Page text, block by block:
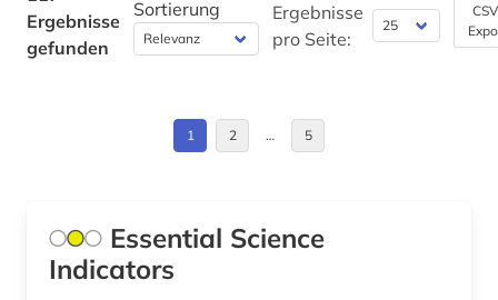
geschichtswissenschaft (1)
gesellschaft (1)
gesundheit (1)
graphiker (1)
griechisch (1)
Ergebnisse
gefunden
Sortierung
Ergebnisse
pro Seite:
1 2 … 5
Essential Science
Indicators